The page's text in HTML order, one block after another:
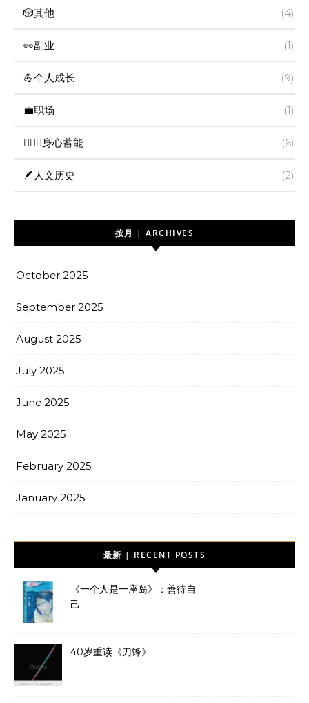
🎲其他 (4)
👀副业 (1)
💪个人成长 (9)
💼职场 (1)
🧘🏻‍♀️身心蓄能 (6)
🪶人文历史 (2)
按月 | ARCHIVES
October 2025
September 2025
August 2025
July 2025
June 2025
May 2025
February 2025
January 2025
最新 | RECENT POSTS
《一个人是一座岛》：善待自
己
40岁重读《刀锋》